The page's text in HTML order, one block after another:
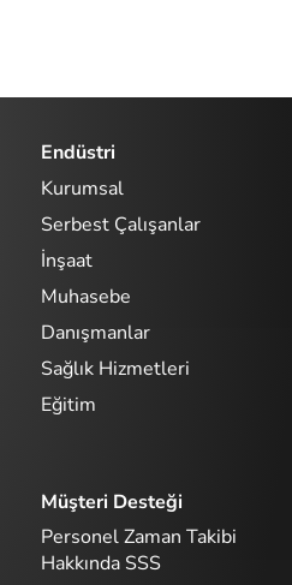
Endüstri
Kurumsal
Serbest Çalışanlar
İnşaat
Muhasebe
Danışmanlar
Sağlık Hizmetleri
Eğitim
Müşteri Desteği
Personel Zaman Takibi
Hakkında SSS